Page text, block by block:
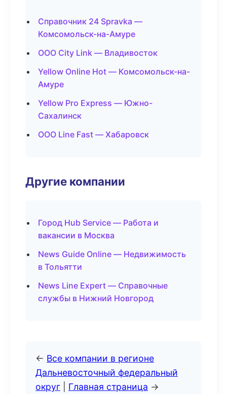
Справочник 24 Spravka —
Комсомольск-на-Амуре
ООО City Link — Владивосток
Yellow Online Hot — Комсомольск-на-
Амуре
Yellow Pro Express — Южно-
Сахалинск
ООО Line Fast — Хабаровск
Другие компании
Город Hub Service — Работа и
вакансии в Москва
News Guide Online — Недвижимость
в Тольятти
News Line Expert — Справочные
службы в Нижний Новгород
← Все компании в регионе
Дальневосточный федеральный
округ
Главная страница →